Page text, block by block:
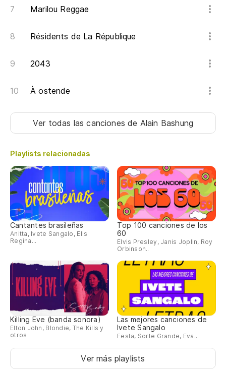
Marilou Reggae
Résidents de La République
2043
À ostende
Ver todas las cancionesde Alain Bashung
Playlists relacionadas
Cantantes brasileñas
Anitta, Ivete Sangalo, Elis
Regina...
Top 100 canciones de los
60
Elvis Presley, Janis Joplin, Roy
Orbinson..
Killing Eve (banda sonora)
Elton John, Blondie, The Kills y
otros
Las mejores canciones de
Ivete Sangalo
Festa, Sorte Grande, Eva...
Ver más playlists